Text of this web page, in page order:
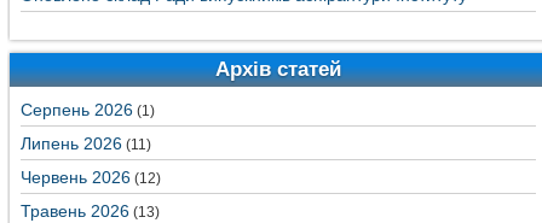
Архів статей
Серпень 2026 (1)
Липень 2026 (11)
Червень 2026 (12)
Травень 2026 (13)